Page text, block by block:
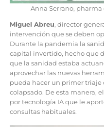
Anna Serrano,
Miguel Abreu, director
intervención que se deben
Durante la pandemia la
capital invertido, hecho que
que la sanidad estaba
aprovechar las nuevas
pueda hacer un primer triaje
colapsado. De esta manera,
por tecnología IA que le
consultas habituales.